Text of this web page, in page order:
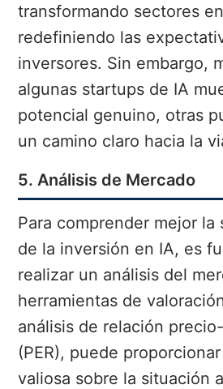
transformando sectores
redefiniendo las
inversores. Sin embargo,
algunas startups de IA
potencial genuino, otras
un camino claro hacia la
5. Análisis de Mercado
Para comprender mejor la
de la inversión en IA, es
realizar un análisis del
herramientas de
análisis de relación
(PER), puede
valiosa sobre la situación